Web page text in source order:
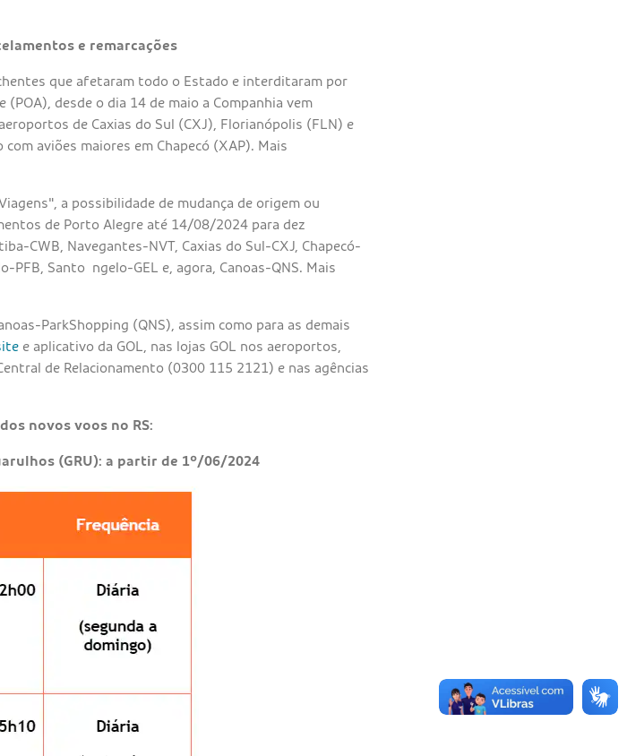
e remarcações
que afetaram todo o Estado e interditaram por
desde o dia 14 de maio a Companhia vem
de Caxias do Sul (CXJ), Florianópolis (FLN) e
aviões maiores em Chapecó (XAP). Mais
a possibilidade de mudança de origem ou
de Porto Alegre até 14/08/2024 para dez
CWB, Navegantes-NVT, Caxias do Sul-CXJ, Chapecó-
PFB, Santo ngelo-GEL e, agora, Canoas-QNS. Mais
ParkShopping (QNS), assim como para as demais
e aplicativo da GOL, nas lojas GOL nos aeroportos,
de Relacionamento (0300 115 2121) e nas agências
novos voos no RS:
(GRU): a partir de 1º/06/2024